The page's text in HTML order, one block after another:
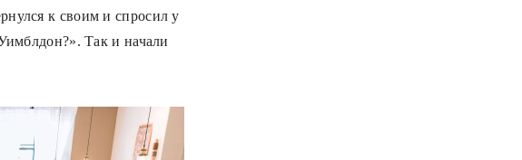
к своим и спросил у
Так и начали